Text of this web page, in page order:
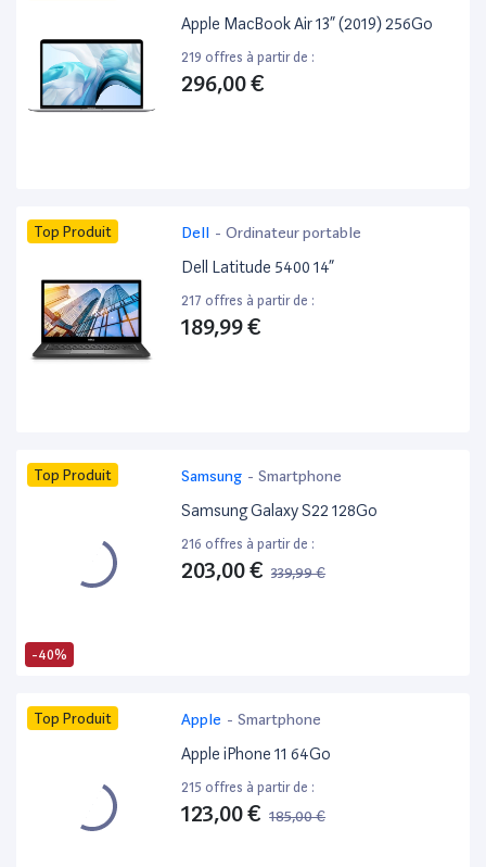
Apple MacBook Air 13” (2019) 256Go
219 offres à partir de :
296,00 €
Top Produit Dell - Ordinateur portable
Dell Latitude 5400 14”
217 offres à partir de :
189,99 €
-40%
Top Produit Samsung - Smartphone
Samsung Galaxy S22 128Go
216 offres à partir de :
203,00 € 339,99 €
Top Produit Apple - Smartphone
Apple iPhone 11 64Go
215 offres à partir de :
123,00 € 185,00 €